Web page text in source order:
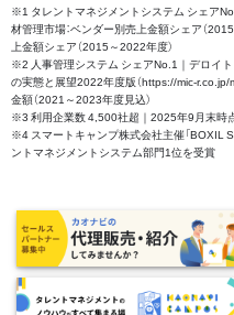
※1 タレントマネジメントシステム シェア
材管理市場：ベンダー別売上金額シェア（
上金額シェア（2015～2022年度）
※2 人事管理システム シェアNo.1｜デロイ
の実態と展望2022年度版（https://mic-r.co.jp/
金額（2021～2023年度見込）
※3 利用企業数 4,500社超｜2025年9月末時
※4 スマートキャンプ株式会社主催「BOXIL
ントマネジメントシステム部門1位を受賞